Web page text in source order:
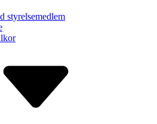
styrelse­medlem